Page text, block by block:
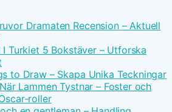
Dramaten Recension – Aktuell
Turkiet 5 Bokstäver – Utforska
to Draw – Skapa Unika Teckningar
Lammen Tystnar – Foster och
roller